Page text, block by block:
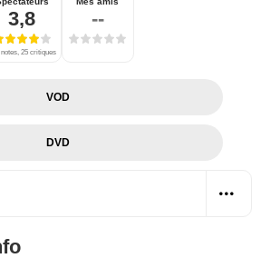
3,8
notes, 25 critiques
--
VOD
DVD